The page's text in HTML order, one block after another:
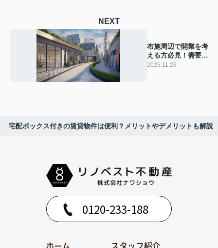
NEXT
布施周辺で開業を考
える方必見！需要の
ある業態や地域性も
2025.11.26
宅配ボックス付きの賃貸物件は便利？メリットやデメリットも解説
0120-233-188